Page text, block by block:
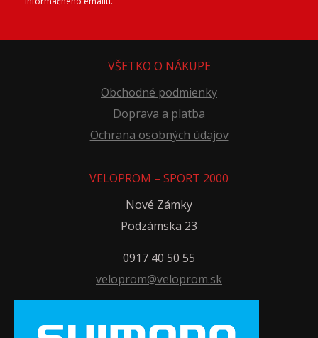
VŠETKO O NÁKUPE
Obchodné podmienky
Doprava a platba
Ochrana osobných údajov
VELOPROM – SPORT 2000
Nové Zámky
Podzámska 23
0917 40 50 55
veloprom@veloprom.sk